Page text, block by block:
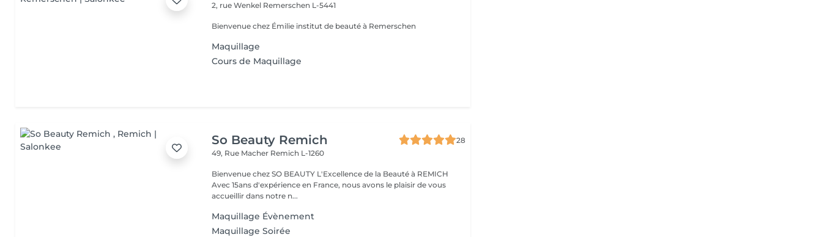
2, rue Wenkel Remerschen L-5441
Bienvenue chez Émilie institut de beauté à Remerschen
Maquillage
Cours de Maquillage
So Beauty Remich
28
49, Rue Macher Remich L-1260
Bienvenue chez SO BEAUTY L'Excellence de la Beauté à REMICH
Avec 15ans d'expérience en France, nous avons le plaisir de vous
accueillir dans notre n...
Maquillage Évènement
Maquillage Soirée